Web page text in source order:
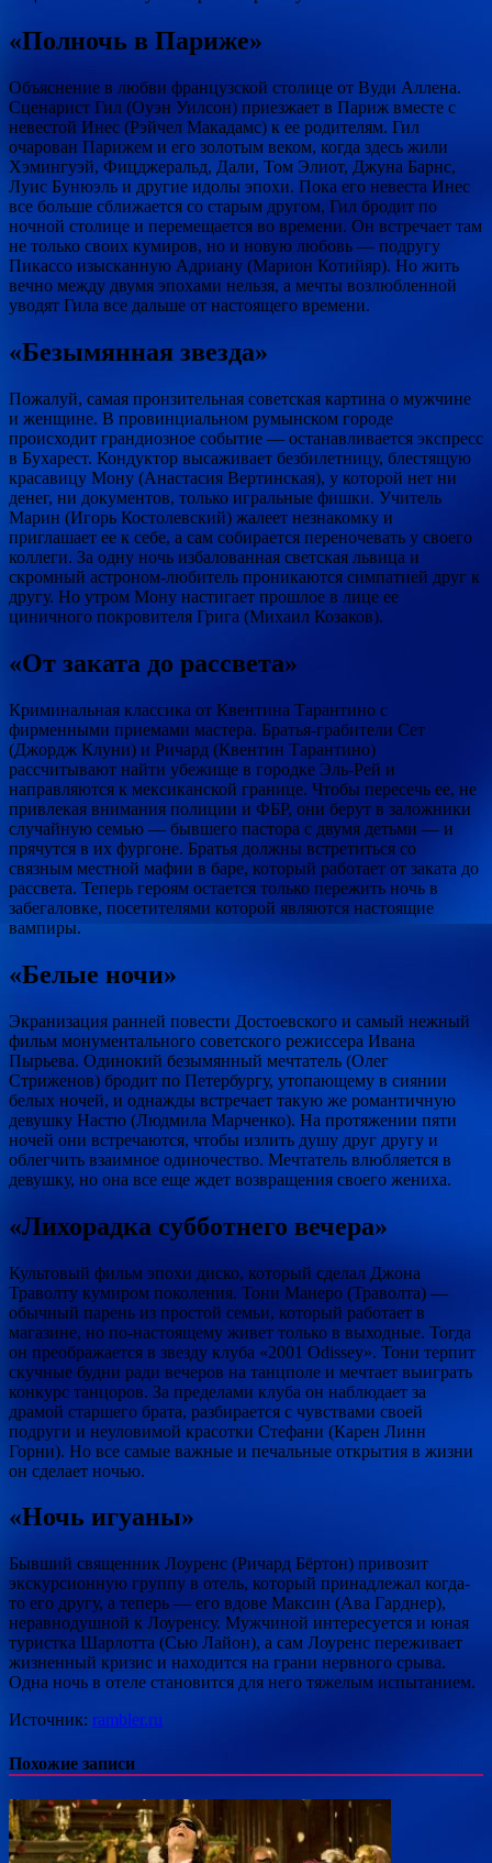
«Полночь в Париже»
Объяснение в любви французской столице от Вуди Аллена.
Сценарист Гил (Оуэн Уилсон) приезжает в Париж вместе с
невестой Инес (Рэйчел Макадамс) к ее родителям. Гил
очарован Парижем и его золотым веком, когда здесь жили
Хэмингуэй, Фицджеральд, Дали, Том Элиот, Джуна Барнс,
Луис Бунюэль и другие идолы эпохи. Пока его невеста Инес
все больше сближается со старым другом, Гил бродит по
ночной столице и перемещается во времени. Он встречает там
не только своих кумиров, но и новую любовь — подругу
Пикассо изысканную Адриану (Марион Котийяр). Но жить
вечно между двумя эпохами нельзя, а мечты возлюбленной
уводят Гила все дальше от настоящего времени.
«Безымянная звезда»
Пожалуй, самая пронзительная советская картина о мужчине
и женщине. В провинциальном румынском городе
происходит грандиозное событие — останавливается экспресс
в Бухарест. Кондуктор высаживает безбилетницу, блестящую
красавицу Мону (Анастасия Вертинская), у которой нет ни
денег, ни документов, только игральные фишки. Учитель
Марин (Игорь Костолевский) жалеет незнакомку и
приглашает ее к себе, а сам собирается переночевать у своего
коллеги. За одну ночь избалованная светская львица и
скромный астроном-любитель проникаются симпатией друг к
другу. Но утром Мону настигает прошлое в лице ее
циничного покровителя Грига (Михаил Козаков).
«От заката до рассвета»
Криминальная классика от Квентина Тарантино с
фирменными приемами мастера. Братья-грабители Сет
(Джордж Клуни) и Ричард (Квентин Тарантино)
рассчитывают найти убежище в городке Эль-Рей и
направляются к мексиканской границе. Чтобы пересечь ее, не
привлекая внимания полиции и ФБР, они берут в заложники
случайную семью — бывшего пастора с двумя детьми — и
прячутся в их фургоне. Братья должны встретиться со
связным местной мафии в баре, который работает от заката до
рассвета. Теперь героям остается только пережить ночь в
забегаловке, посетителями которой являются настоящие
вампиры.
«Белые ночи»
Экранизация ранней повести Достоевского и самый нежный
фильм монументального советского режиссера Ивана
Пырьева. Одинокий безымянный мечтатель (Олег
Стриженов) бродит по Петербургу, утопающему в сиянии
белых ночей, и однажды встречает такую же романтичную
девушку Настю (Людмила Марченко). На протяжении пяти
ночей они встречаются, чтобы излить душу друг другу и
облегчить взаимное одиночество. Мечтатель влюбляется в
девушку, но она все еще ждет возвращения своего жениха.
«Лихорадка субботнего вечера»
Культовый фильм эпохи диско, который сделал Джона
Траволту кумиром поколения. Тони Манеро (Траволта) —
обычный парень из простой семьи, который работает в
магазине, но по-настоящему живет только в выходные. Тогда
он преображается в звезду клуба «2001 Odissey». Тони терпит
скучные будни ради вечеров на танцполе и мечтает выиграть
конкурс танцоров. За пределами клуба он наблюдает за
драмой старшего брата, разбирается с чувствами своей
подруги и неуловимой красотки Стефани (Карен Линн
Горни). Но все самые важные и печальные открытия в жизни
он сделает ночью.
«Ночь игуаны»
Бывший священник Лоуренс (Ричард Бёртон) привозит
экскурсионную группу в отель, который принадлежал когда-
то его другу, а теперь — его вдове Максин (Ава Гарднер),
неравнодушной к Лоуренсу. Мужчиной интересуется и юная
туристка Шарлотта (Сью Лайон), а сам Лоуренс переживает
жизненный кризис и находится на грани нервного срыва.
Одна ночь в отеле становится для него тяжелым испытанием.
Источник: rambler.ru
Похожие записи